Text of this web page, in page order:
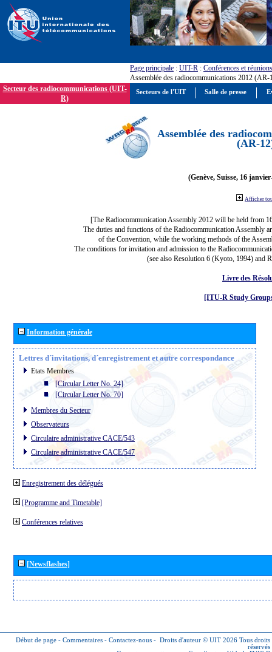
Page principale : UIT-R : Conférences et réunions
Assemblée des radiocommunications 2012 (AR-
Secteur des radiocommunications (UIT-
R)
Assemblée des
(AR-
(Genève, Suisse, 16
Afficher
[The Radiocommunication Assembly 2012 will be held from
The duties and functions of the Radiocommunication Assembly
of the Convention, while the working methods of the
The conditions for invitation and admission to the
(see also Resolution 6 (Kyoto, 1994) and
Livre des
[ITU-R Study
Information générale
Lettres d´invitations, d´enregistrement et autre correspondance
Etats Membres
[Circular Letter No. 24]
[Circular Letter No. 70]
Membres du Secteur
Observateurs
Circulaire administrative CACE/543
Circulaire administrative CACE/547
Enregistrement des délégués
[Programme and Timetable]
Conférences relatives
[Newsflashes]
Début de page - Commentaires - Contactez-nous - Droits d'auteur © UIT 2026 Tous droits
réservés
Secteurs de l'UIT Salle de presse